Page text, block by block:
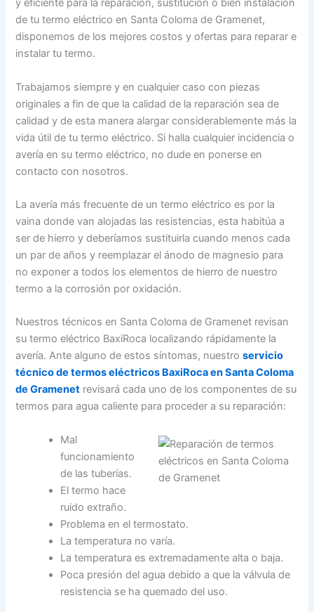
y eficiente para la reparación, sustitución o bien instalación
de tu termo eléctrico en Santa Coloma de Gramenet,
disponemos de los mejores costos y ofertas para reparar e
instalar tu termo.
Trabajamos siempre y en cualquier caso con piezas
originales a fin de que la calidad de la reparación sea de
calidad y de esta manera alargar considerablemente más la
vida útil de tu termo eléctrico. Si halla cualquier incidencia o
avería en su termo eléctrico, no dude en ponerse en
contacto con nosotros.
La avería más frecuente de un termo eléctrico es por la
vaina donde van alojadas las resistencias, esta habitúa a
ser de hierro y deberíamos sustituirla cuando menos cada
un par de años y reemplazar el ánodo de magnesio para
no exponer a todos los elementos de hierro de nuestro
termo a la corrosión por oxidación.
Nuestros técnicos en Santa Coloma de Gramenet revisan
su termo eléctrico BaxiRoca localizando rápidamente la
avería. Ante alguno de estos síntomas, nuestroservicio
técnico de termos eléctricos BaxiRoca en Santa Coloma
de Gramenet revisará cada uno de los componentes de su
termos para agua caliente para proceder a su reparación:
Mal
funcionamiento
de las tuberías.
El termo hace
ruido extraño.
Problema en el termostato.
La temperatura no varía.
La temperatura es extremadamente alta o baja.
Poca presión del agua debido a que la válvula de
resistencia se ha quemado del uso.